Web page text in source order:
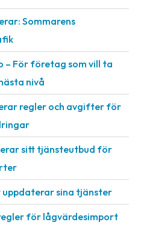
Sommarens
– För företag som vill ta
nivå
regler och avgifter för
sitt tjänsteutbud för
uppdaterar sina tjänster
för låg­värdesimport